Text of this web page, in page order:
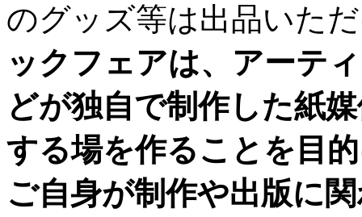
のグッズ等は出品いた
ックフェアは、アーテ
どが独自で制作した紙
する場を作ることを目
ご自身が制作や出版に